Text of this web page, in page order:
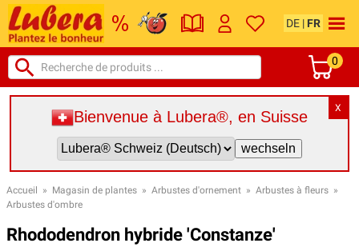
DE | FR
0
X
Bienvenue à Lubera®, en Suisse
Accueil » Magasin de plantes » Arbustes d'ornement » Arbustes à fleurs »
Arbustes d'ombre
Rhododendron hybride 'Constanze'